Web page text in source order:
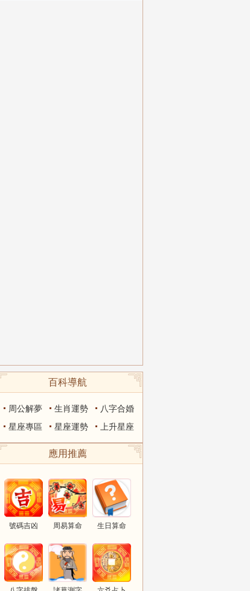
百科導航
周公解夢 生肖運勢
八字合婚
星座專區
星座運勢 上升星座
應用推薦
號碼吉凶 周易算命 生日算命